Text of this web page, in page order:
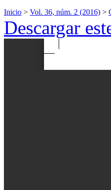
Inicio > Vol. 36, núm. 2 (2016) >
Descargar